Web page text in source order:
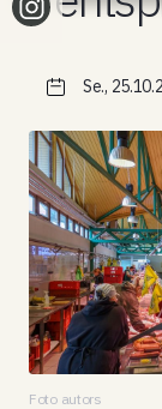
Se.,
Foto autors